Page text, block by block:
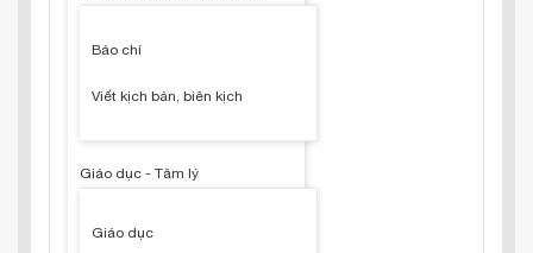
Báo chí
Viết kịch bản, biên kịch
Giáo dục - Tâm lý
Giáo dục